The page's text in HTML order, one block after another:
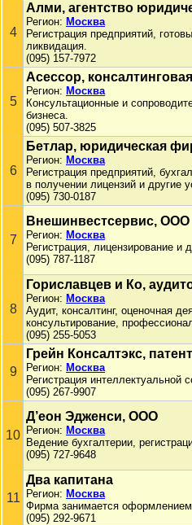
4
Алми, агентство
Регион: Москва
Регистрация предприятий,
ликвидация.
(095) 157-7972
5
Асессор,
Регион: Москва
Консультационные и
бизнеса.
(095) 507-3825
6
Бетлар, юридическая
Регион: Москва
Регистрация предприятий,
в получении лицензий и другие
(095) 730-0187
7
Внешинвестсервис, ООО
Регион: Москва
Регистрация, лицензирование и
(095) 787-1187
8
Гориславцев и Ко,
Регион: Москва
Аудит, консалтинг, оценочная
консультирование,
(095) 255-5053
9
Грейн Консалтэкс,
Регион: Москва
Регистрация интеллектуальной
(095) 267-9907
10
Д’еон Эдженси, ООО
Регион: Москва
Ведение бухгалтерии,
(095) 727-9648
11
Два капитана
Регион: Москва
Фирма занимается оформлением
(095) 292-9671